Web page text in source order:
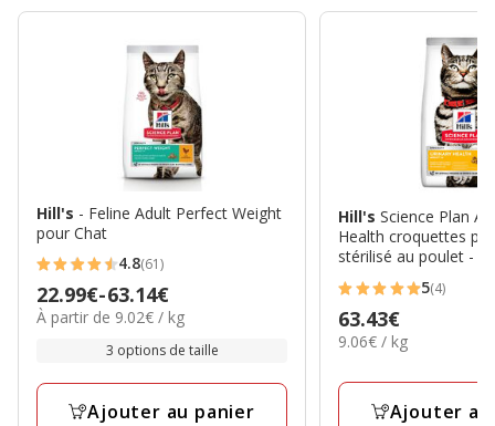
Hill's - Feline Adult Perfect Weight
pour Chat
4.8
étoiles
avec
avis
4.8(61)
Prix
de
63.14€
22.99€-63.14€
9.02€
À partir de 9.02€ / kg
3 options de taille
Ajouter au panier
Hill'sScience Plan
Health croquettes
stérilisé au poulet -
5
étoiles
avec
4
5(4)
Prix
63.43€
63.43€
9.06€
Kg
9.06€ / kg
Ajouter